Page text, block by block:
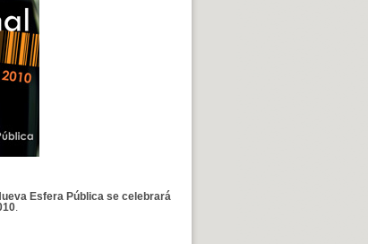
Esfera Pública se celebrará